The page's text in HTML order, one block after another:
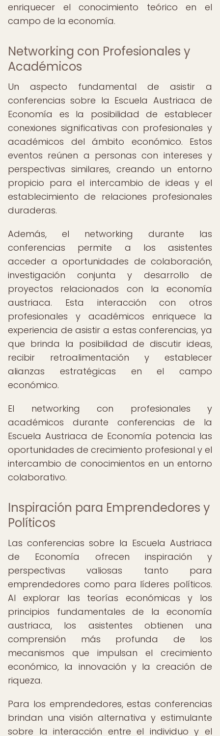
enriquecer el conocimiento teórico en el
campo de la economía.
Networking con Profesionales y
Académicos
Un aspecto fundamental de asistir a
conferencias sobre la Escuela Austriaca de
Economía es la posibilidad de establecer
conexiones significativas con profesionales y
académicos del ámbito económico. Estos
eventos reúnen a personas con intereses y
perspectivas similares, creando un entorno
propicio para el intercambio de ideas y el
establecimiento de relaciones profesionales
duraderas.
Además, el networking durante las
conferencias permite a los asistentes
acceder a oportunidades de colaboración,
investigación conjunta y desarrollo de
proyectos relacionados con la economía
austriaca. Esta interacción con otros
profesionales y académicos enriquece la
experiencia de asistir a estas conferencias, ya
que brinda la posibilidad de discutir ideas,
recibir retroalimentación y establecer
alianzas estratégicas en el campo
económico.
El networking con profesionales y
académicos durante conferencias de la
Escuela Austriaca de Economía potencia las
oportunidades de crecimiento profesional y el
intercambio de conocimientos en un entorno
colaborativo.
Inspiración para Emprendedores y
Políticos
Las conferencias sobre la Escuela Austriaca
de Economía ofrecen inspiración y
perspectivas valiosas tanto para
emprendedores como para líderes políticos.
Al explorar las teorías económicas y los
principios fundamentales de la economía
austriaca, los asistentes obtienen una
comprensión más profunda de los
mecanismos que impulsan el crecimiento
económico, la innovación y la creación de
riqueza.
Para los emprendedores, estas conferencias
brindan una visión alternativa y estimulante
sobre la interacción entre el individuo y el